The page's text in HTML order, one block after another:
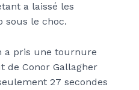
a laissé les
sous le choc.
a pris une tournure
de Conor Gallagher
27 secondes